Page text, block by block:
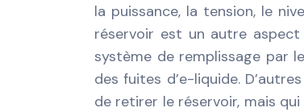
la puissance, la tension, le
réservoir est un autre
système de remplissage par
des fuites d’e-liquide.
de retirer le réservoir, mais